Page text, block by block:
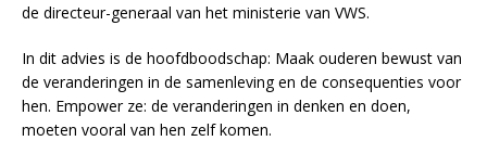
de directeur-generaal van het ministerie van VWS.
In dit advies is de hoofdboodschap: Maak ouderen bewust van
de veranderingen in de samenleving en de consequenties voor
hen. Empower ze: de veranderingen in denken en doen,
moeten vooral van hen zelf komen.